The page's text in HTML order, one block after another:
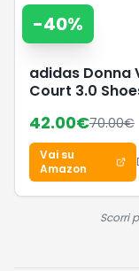
-40%
adidas Donna
Court 3.0
White/Gum 3,
42.00€70.00€
Vai su
Amazon
Scorri